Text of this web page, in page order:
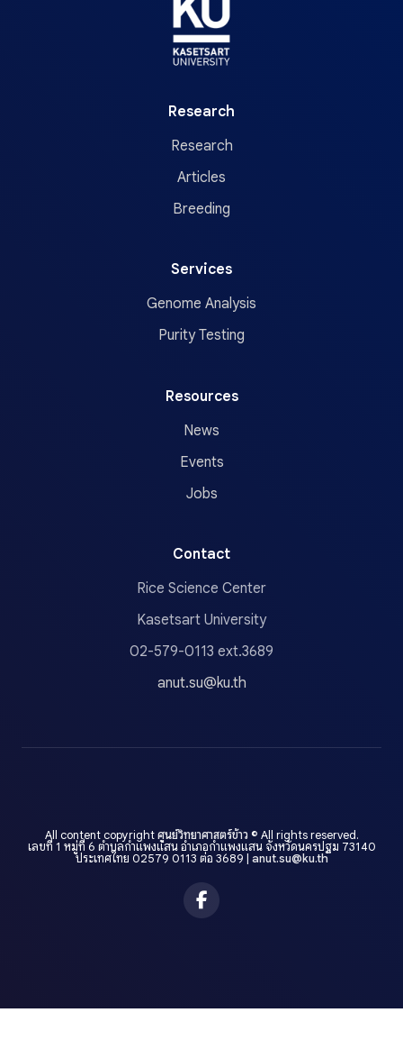
Research
Research
Articles
Breeding
Services
Genome Analysis
Purity Testing
Resources
News
Events
Jobs
Contact
Rice Science Center
Kasetsart University
02-579-0113 ext.3689
anut.su@ku.th
All content copyrightศูนย์วิทยาศาสตร์ข้าว © All rights reserved.
เลขที่ 1 หมู่ที่ 6 ตำบลกำแพงแสน อำเภอกำแพงแสน จังหวัดนครปฐม 73140
ประเทศไทย 02579 0113 ต่อ 3689 | anut.su@ku.th